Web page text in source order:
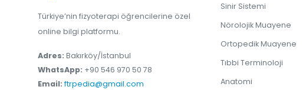
Türkiye’nin fizyoterapi öğrencilerine özel
online bilgi platformu.
Adres: Bakırköy/İstanbul
WhatsApp: +90 546 970 50 78
Email: ftrpedia@gmail.com
Sinir Sistemi
Nörolojik Muayene
Ortopedik Muayene
Tıbbi Terminoloji
Anatomi